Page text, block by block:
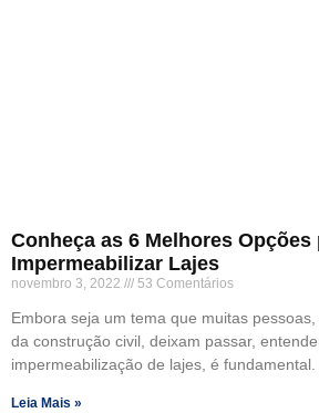
Conheça as 6 Melhores Opções
Impermeabilizar Lajes
novembro 3, 2022 53 Comentários
Embora seja um tema que muitas
da construção civil, deixam passar,
impermeabilização de lajes, é fundamental.
Leia Mais »